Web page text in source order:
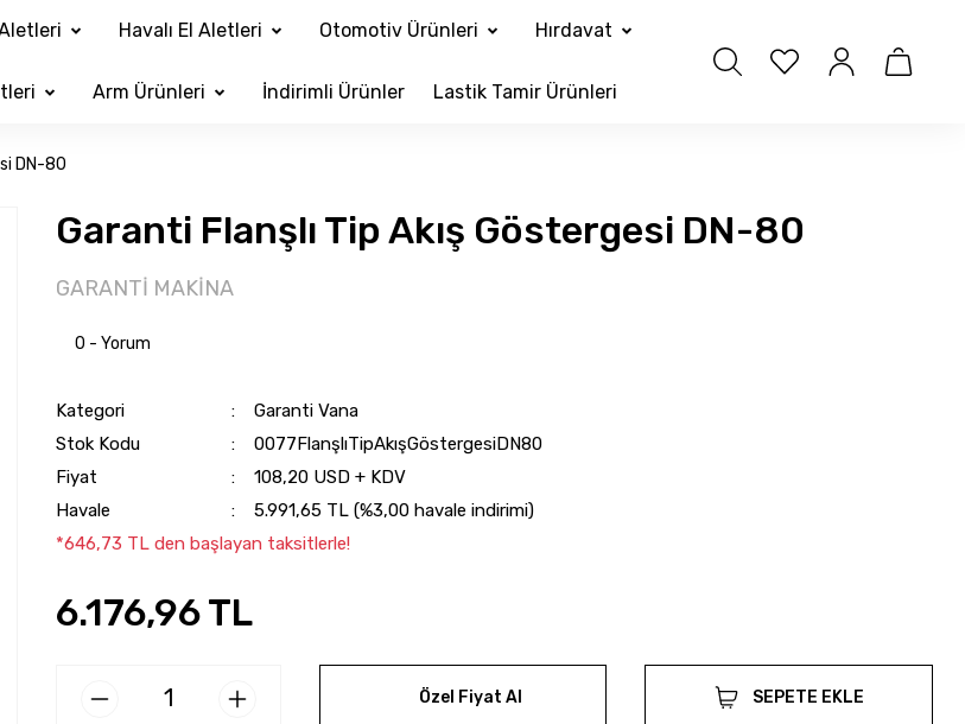
Havalı El Aletleri Otomotiv Ürünleri Hırdavat
Arm Ürünleri İndirimli Ürünler Lastik Tamir Ürünleri
DN-80
Garanti Flanşlı Tip Akış Göstergesi DN-80
GARANTİ MAKİNA
0 - Yorum
Kategori
Garanti Vana
Stok Kodu
0077FlanşlıTipAkışGöstergesiDN80
Fiyat
108,20 USD + KDV
Havale
5.991,65 TL (%3,00 havale indirimi)
*646,73 TL den başlayan taksitlerle!
6.176,96 TL
Özel Fiyat Al SEPETE EKLE